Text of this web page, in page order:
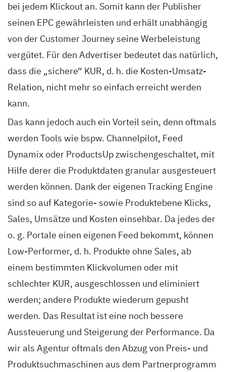
bei jedem Klickout an. Somit kann der Publisher
seinen EPC gewährleisten und erhält unabhängig
von der Customer Journey seine Werbeleistung
vergütet. Für den Advertiser bedeutet das natürlich,
dass die „sichere“ KUR, d. h. die Kosten-Umsatz-
Relation, nicht mehr so einfach erreicht werden
kann.
Das kann jedoch auch ein Vorteil sein, denn oftmals
werden Tools wie bspw. Channelpilot, Feed
Dynamix oder ProductsUp zwischengeschaltet, mit
Hilfe derer die Produktdaten granular ausgesteuert
werden können. Dank der eigenen Tracking Engine
sind so auf Kategorie- sowie Produktebene Klicks,
Sales, Umsätze und Kosten einsehbar. Da jedes der
o. g. Portale einen eigenen Feed bekommt, können
Low-Performer, d. h. Produkte ohne Sales, ab
einem bestimmten Klickvolumen oder mit
schlechter KUR, ausgeschlossen und eliminiert
werden; andere Produkte wiederum gepusht
werden. Das Resultat ist eine noch bessere
Aussteuerung und Steigerung der Performance. Da
wir als Agentur oftmals den Abzug von Preis- und
Produktsuchmaschinen aus dem Partnerprogramm